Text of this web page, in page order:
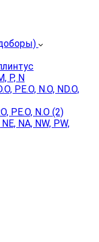
P, N
PE.O, N.O, ND.O,
PE.O, N.O (2)
NA, NW, PW,